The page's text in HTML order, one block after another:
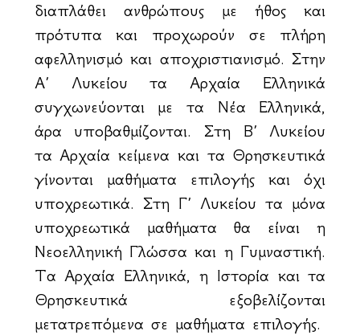
διαπλάθει ανθρώπους με ήθος και
πρότυπα και προχωρούν σε πλήρη
αφελληνισμό και αποχριστιανισμό. Στην
Α΄ Λυκείου τα Αρχαία Ελληνικά
συγχωνεύονται με τα Νέα Ελληνικά,
άρα υποβαθμίζονται. Στη Β΄ Λυκείου
τα Αρχαία κείμενα και τα Θρησκευτικά
γίνονται μαθήματα επιλογής και όχι
υποχρεωτικά. Στη Γ΄ Λυκείου τα μόνα
υποχρεωτικά μαθήματα θα είναι η
Νεοελληνική Γλώσσα και η Γυμναστική.
Τα Αρχαία Ελληνικά, η Ιστορία και τα
Θρησκευτικά εξοβελίζονται
μετατρεπόμενα σε μαθήματα επιλογής.